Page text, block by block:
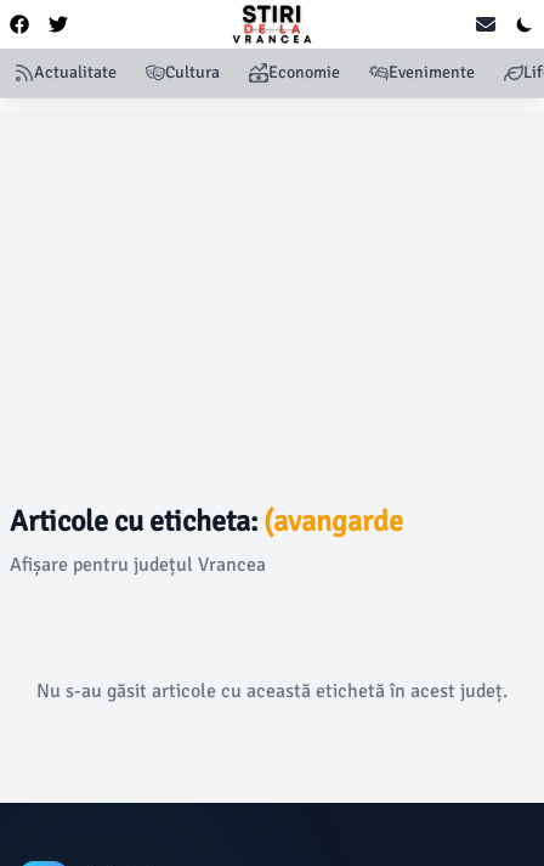
Actualitate Cultura Economie Evenimente
Articole cu eticheta: (avangarde
Afișare pentru județul Vrancea
Nu s-au găsit articole cu această etichetă în acest județ.